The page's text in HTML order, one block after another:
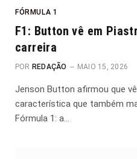
FÓRMULA 1
F1: Button vê em
carreira
POR REDAÇÃO MAIO 15, 2026
Jenson Button afirmou que
característica que também
Fórmula 1: a…